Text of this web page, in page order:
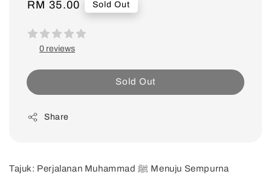
Regular
RM 35.00 Sold Out
0 reviews
Sold Out
Share
Tajuk: Perjalanan Muhammad ﷺ Menuju Sempurna